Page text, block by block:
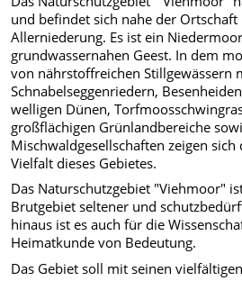
und befindet sich nahe der
Allerniederung. Es ist ein
grundwassernahen Geest. In dem
von nährstoffreichen Stillgewässern
Schnabelseggenriedern,
welligen Dünen,
großflächigen Grünlandbereiche
Mischwaldgesellschaften zeigen
Vielfalt dieses Gebietes.
Das Naturschutzgebiet "Viehmoor"
Brutgebiet seltener und
hinaus ist es auch für die
Heimatkunde von Bedeutung.
Das Gebiet soll mit seinen